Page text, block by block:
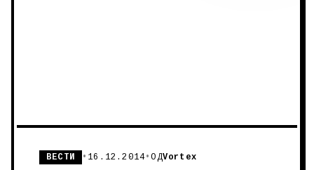
ВЕСТИ • 16.12.2014 •ОДVortex